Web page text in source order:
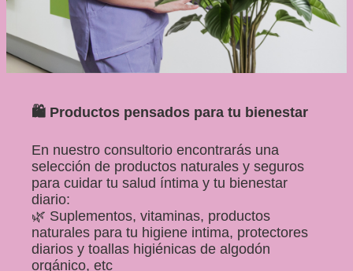
🛍️ Productos pensados para tu bienestar
En nuestro consultorio encontrarás una
selección de productos naturales y seguros
para cuidar tu salud íntima y tu bienestar
diario:
🌿 Suplementos, vitaminas, productos
naturales para tu higiene intima, protectores
diarios y toallas higiénicas de algodón
orgánico, etc